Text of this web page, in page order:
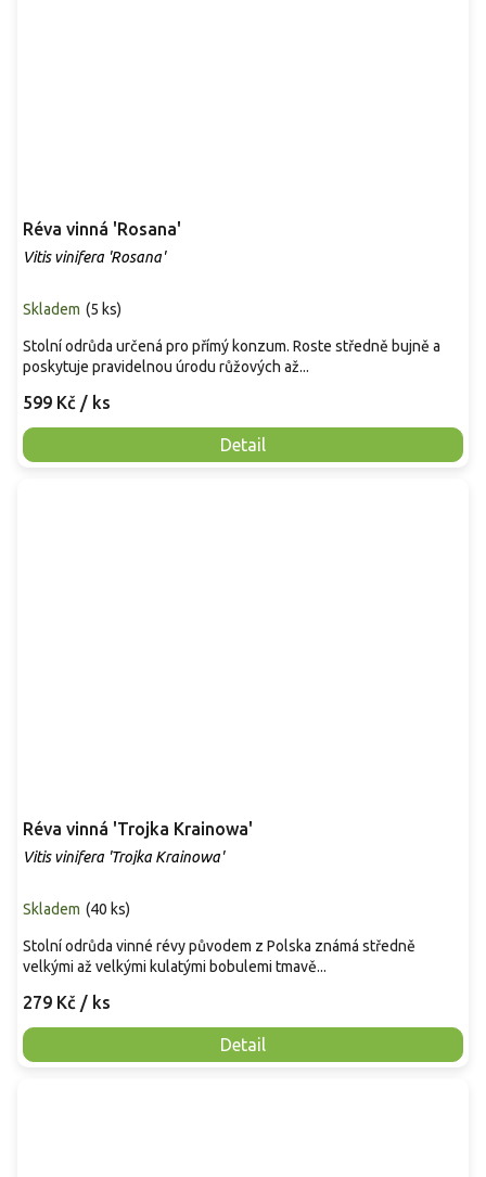
Réva vinná 'Rosana'
Vitis vinifera 'Rosana'
Skladem (5 ks)
599 Kč / ks
Detail
Stolní odrůda určená pro přímý konzum. Roste středně bujně a
poskytuje pravidelnou úrodu růžových až...
Réva vinná 'Trojka Krainowa'
Vitis vinifera 'Trojka Krainowa'
Skladem (40 ks)
279 Kč / ks
Detail
Stolní odrůda vinné révy původem z Polska známá středně
velkými až velkými kulatými bobulemi tmavě...